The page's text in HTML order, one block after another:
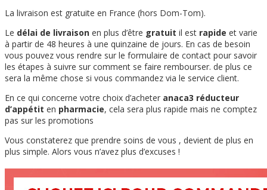
La livraison est gratuite en France (hors Dom-Tom).
Le délai de livraison en plus d’être gratuit il est rapide et varie
à partir de 48 heures à une quinzaine de jours. En cas de besoin
vous pouvez vous rendre sur le formulaire de contact pour savoir
les étapes à suivre sur comment se faire rembourser. de plus ce
sera la même chose si vous commandez via le service client.
En ce qui concerne votre choix d’acheter anaca3 réducteur
d’appétit en pharmacie, cela sera plus rapide mais ne comptez
pas sur les promotions
Vous constaterez que prendre soins de vous , devient de plus en
plus simple. Alors vous n’avez plus d’excuses !